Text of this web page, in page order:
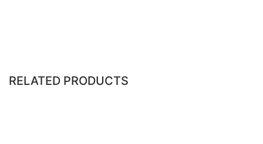
RELATED PRODUCTS